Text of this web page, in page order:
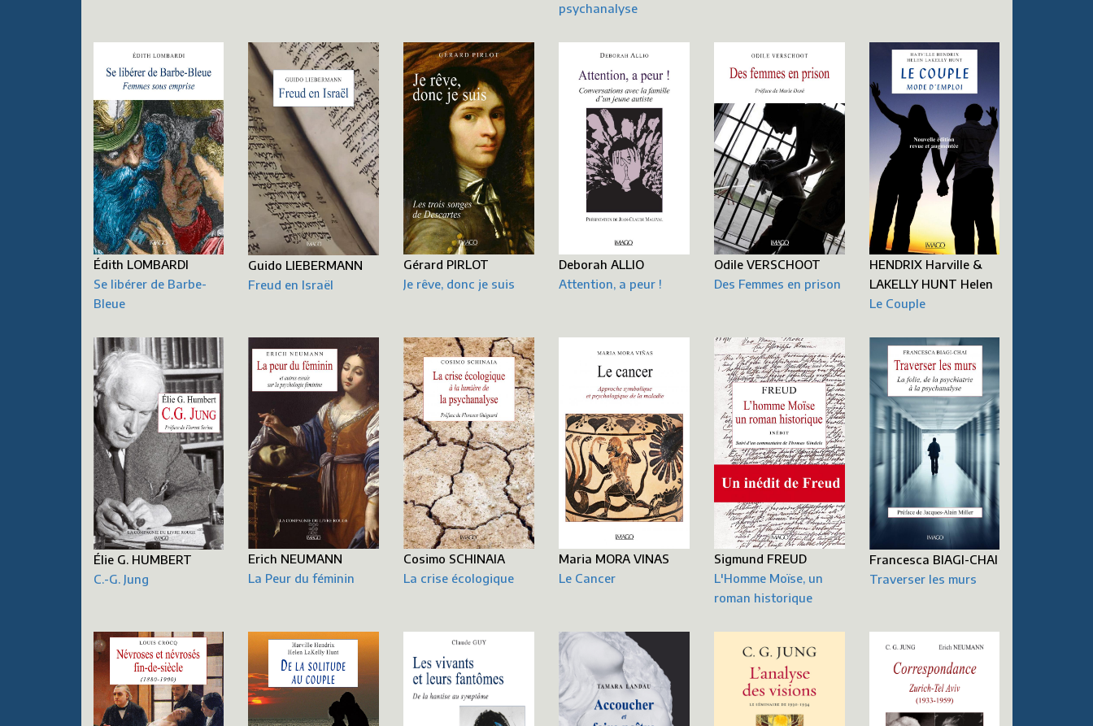
psychanalyse
Édith LOMBARDI
Se libérer de Barbe-
Bleue
Guido LIEBERMANN
Freud en Israël
Gérard PIRLOT
Je rêve, donc je suis
Deborah ALLIO
Attention, a peur !
Odile VERSCHOOT
Des Femmes en prison
HENDRIX Harville &
LAKELLY HUNT Helen
Le Couple
Élie G. HUMBERT
C.-G. Jung
Erich NEUMANN
La Peur du féminin
Cosimo SCHINAIA
La crise écologique
Maria MORA VINAS
Le Cancer
Sigmund FREUD
L'Homme Moïse, un
roman historique
Francesca BIAGI-CHAI
Traverser les murs